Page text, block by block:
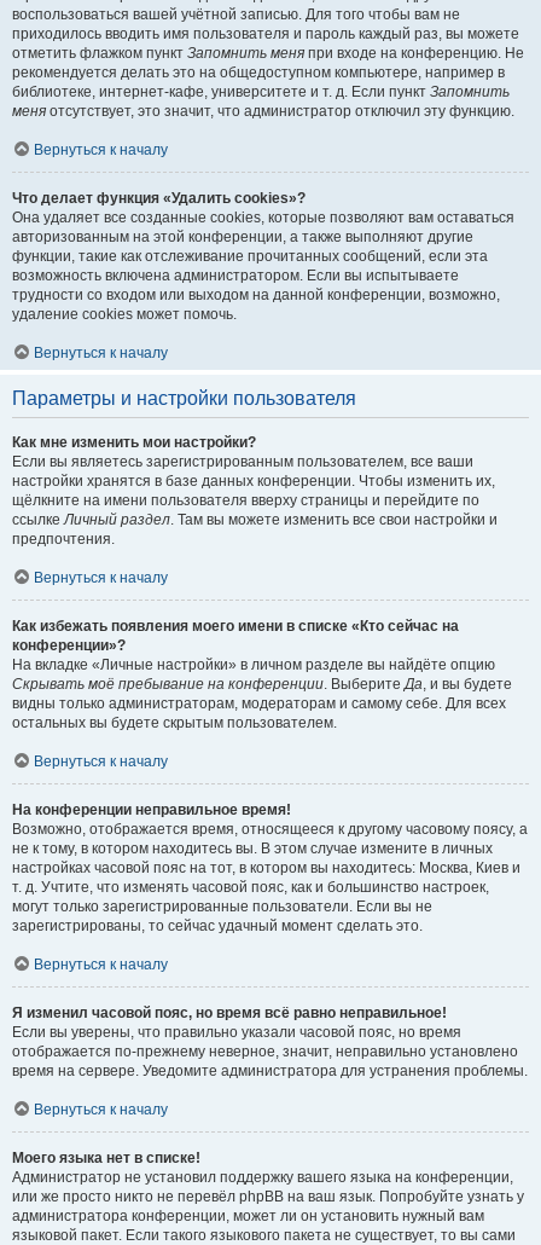
воспользоваться вашей учётной записью. Для того чтобы вам не
приходилось вводить имя пользователя и пароль каждый раз, вы можете
отметить флажком пункт Запомнить меня при входе на конференцию. Не
рекомендуется делать это на общедоступном компьютере, например в
библиотеке, интернет-кафе, университете и т. д. Если пункт Запомнить
меня отсутствует, это значит, что администратор отключил эту функцию.
Вернуться к началу
Что делает функция «Удалить cookies»?
Она удаляет все созданные cookies, которые позволяют вам оставаться
авторизованным на этой конференции, а также выполняют другие
функции, такие как отслеживание прочитанных сообщений, если эта
возможность включена администратором. Если вы испытываете
трудности со входом или выходом на данной конференции, возможно,
удаление cookies может помочь.
Вернуться к началу
Параметры и настройки пользователя
Как мне изменить мои настройки?
Если вы являетесь зарегистрированным пользователем, все ваши
настройки хранятся в базе данных конференции. Чтобы изменить их,
щёлкните на имени пользователя вверху страницы и перейдите по
ссылкеЛичный раздел. Там вы можете изменить все свои настройки и
предпочтения.
Вернуться к началу
Как избежать появления моего имени в списке «Кто сейчас на
конференции»?
На вкладке «Личные настройки» в личном разделе вы найдёте опцию
Скрывать моё пребывание на конференции. ВыберитеДа, и вы будете
видны только администраторам, модераторам и самому себе. Для всех
остальных вы будете скрытым пользователем.
Вернуться к началу
На конференции неправильное время!
Возможно, отображается время, относящееся к другому часовому поясу, а
не к тому, в котором находитесь вы. В этом случае измените в личных
настройках часовой пояс на тот, в котором вы находитесь: Москва, Киев и
т. д. Учтите, что изменять часовой пояс, как и большинство настроек,
могут только зарегистрированные пользователи. Если вы не
зарегистрированы, то сейчас удачный момент сделать это.
Вернуться к началу
Я изменил часовой пояс, но время всё равно неправильное!
Если вы уверены, что правильно указали часовой пояс, но время
отображается по-прежнему неверное, значит, неправильно установлено
время на сервере. Уведомите администратора для устранения проблемы.
Вернуться к началу
Моего языка нет в списке!
Администратор не установил поддержку вашего языка на конференции,
или же просто никто не перевёл phpBB на ваш язык. Попробуйте узнать у
администратора конференции, может ли он установить нужный вам
языковой пакет. Если такого языкового пакета не существует, то вы сами